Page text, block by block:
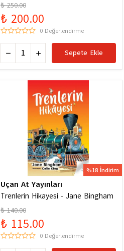
₺ 250.00
₺ 200.00
0 Değerlendirme
Sepete Ekle
%18 İndirim
Uçan At Yayınları
Trenlerin Hikayesi - Jane Bingham
₺ 140.00
₺ 115.00
0 Değerlendirme